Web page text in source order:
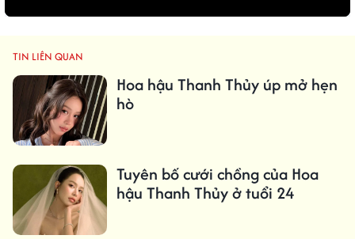
TIN LIÊN QUAN
Hoa hậu Thanh Thủy úp mở hẹn
hò
Tuyên bố cưới chồng của Hoa
hậu Thanh Thủy ở tuổi 24